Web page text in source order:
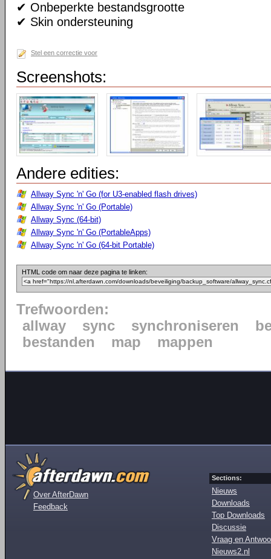
✔ Onbeperkte bestandsgrootte
✔ Skin ondersteuning
Stel een correctie voor
Screenshots:
Andere edities:
Allway Sync 'n' Go (for U3-enabled flash drives)
Allway Sync 'n' Go (Portable)
Allway Sync (64-bit)
Allway Sync 'n' Go (PortableApps)
Allway Sync 'n' Go (64-bit Portable)
HTML code om naar deze pagina te linken:
Trefwoorden:
allway
sync synchroniseren
bestanden
map mappen
Over AfterDawn
Feedback
Sections:
Nieuws
Downloads
Top Downloads
Discussie
Vraag en
Nieuws2.nl